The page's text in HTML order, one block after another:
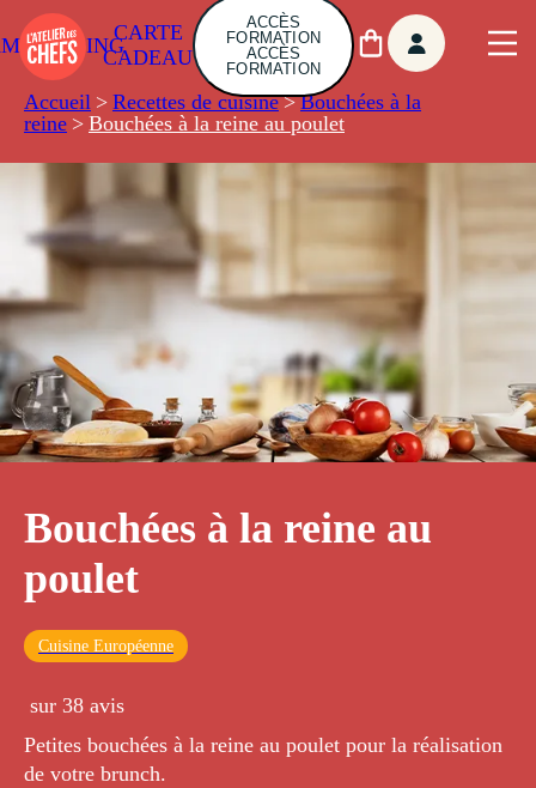
CARTE
CADEAU
ACCÈS
FORMATION
ACCÈS
FORMATION
Accueil > Recettes de cuisine > Bouchées à la
reine > Bouchées à la reine au poulet
Bouchées à la reine au
poulet
Cuisine Européenne
sur 38 avis
Petites bouchées à la reine au poulet pour la réalisation
de votre brunch.